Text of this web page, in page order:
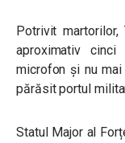
Potrivit
aproximativ
microfon și nu
părăsit portul
Statul Major al